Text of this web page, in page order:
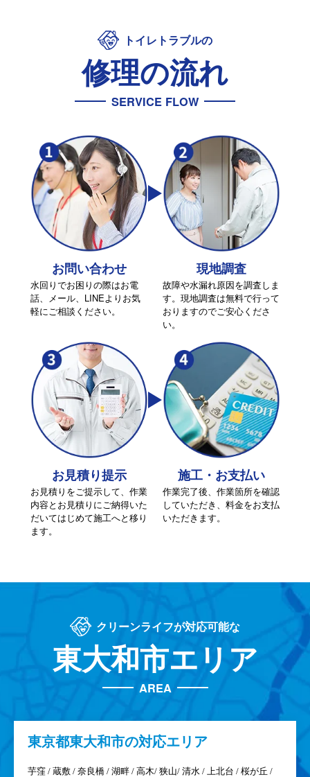
トイレトラブルの
修理の流れ
SERVICE FLOW
お問い合わせ
水回りでお困りの際はお電
話、メール、LINEよりお気
軽にご相談ください。
現地調査
故障や水漏れ原因を調査しま
す。現地調査は無料で行って
おりますのでご安心くださ
い。
お見積り提示
お見積りをご提示して、作業
内容とお見積りにご納得いた
だいてはじめて施工へと移り
ます。
施工・お支払い
作業完了後、作業箇所を確認
していただき、料金をお支払
いただきます。
クリーンライフが対応可能な
東大和市エリア
AREA
東京都東大和市の対応エリア
芋窪 / 蔵敷 / 奈良橋 / 湖畔 / 高木/ 狭山/ 清水 / 上北台 / 桜が丘 /